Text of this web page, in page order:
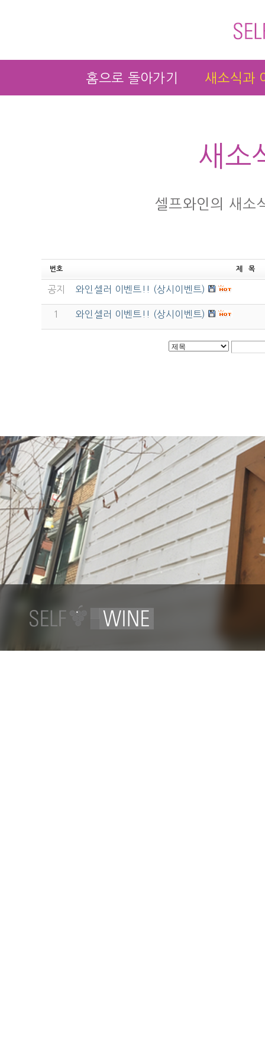
홈으로 돌아가기 새소식과
새소
셀프와인의 새소
번호 제 목
공지 와인셀러 이벤트!! (상시이벤트)
1 와인셀러 이벤트!! (상시이벤트)